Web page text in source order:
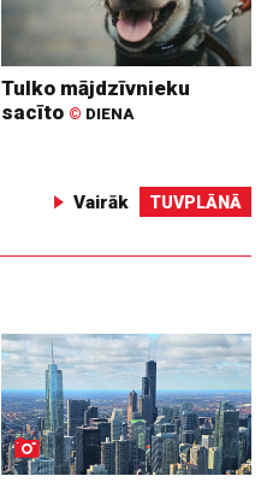
Tulko mājdzīvnieku
sacīto © DIENA
Vairāk TUVPLĀNĀ